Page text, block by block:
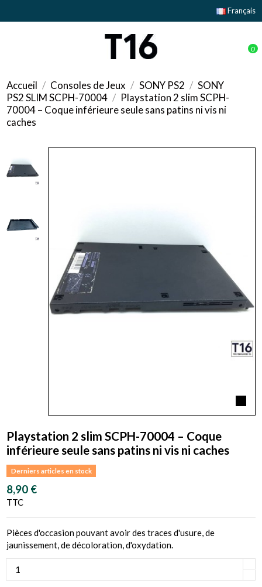
Français
0
Accueil Consoles de Jeux SONY PS2
SONY
PS2 SLIM SCPH-70004
Playstation 2 slim SCPH-
70004 – Coque inférieure seule sans patins ni vis ni
caches
Playstation 2 slim SCPH-70004 – Coque
inférieure seule sans patins ni vis ni caches
Derniers articles en stock
8,90 €
TTC
Pièces d'occasion pouvant avoir des traces d'usure, de
jaunissement, de décoloration, d'oxydation.